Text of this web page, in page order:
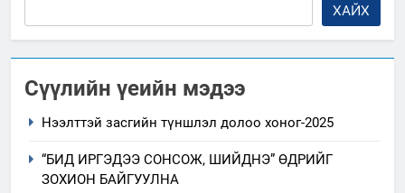
ХАЙХ
Сүүлийн үеийн мэдээ
Нээлттэй засгийн түншлэл долоо хоног-2025
“БИД ИРГЭДЭЭ СОНСОЖ, ШИЙДНЭ” ӨДРИЙГ
ЗОХИОН БАЙГУУЛНА